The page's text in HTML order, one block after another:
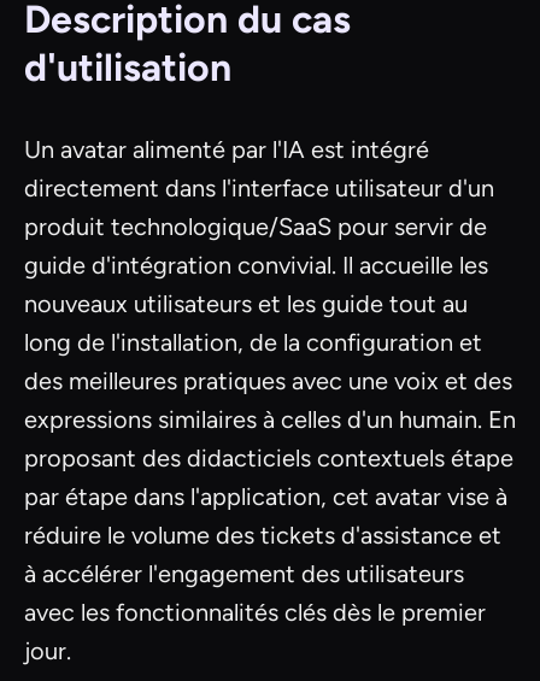
Description du cas
d'utilisation
Un avatar alimenté par l'IA est intégré
directement dans l'interface utilisateur d'un
produit technologique/SaaS pour servir de
guide d'intégration convivial. Il accueille les
nouveaux utilisateurs et les guide tout au
long de l'installation, de la configuration et
des meilleures pratiques avec une voix et des
expressions similaires à celles d'un humain. En
proposant des didacticiels contextuels étape
par étape dans l'application, cet avatar vise à
réduire le volume des tickets d'assistance et
à accélérer l'engagement des utilisateurs
avec les fonctionnalités clés dès le premier
jour.